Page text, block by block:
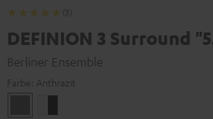
(3)
DEFINION 3 Surround
Berliner Ensemble
Farbe: Anthrazit